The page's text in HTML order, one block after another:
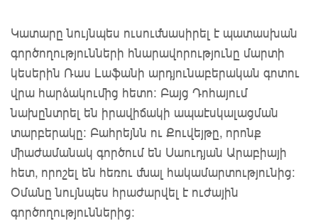
Կատարը նույնպես ուսումնասիրել է պատասխան
գործողությունների հնարավորությունը մարտի
կեսերին Ռաս Լաֆանի արդյունաբերական գոտու
վրա հարձակումից հետո: Բայց Դոհայում
նախընտրել են իրավիճակի ապաէսկալացման
տարբերակը։ Բահրեյնն ու Քուվեյթը, որոնք
միաժամանակ գործում են Սաուդյան Արաբիայի
հետ, որոշել են հեռու մնալ հակամարտությունից։
Օմանը նույնպես հրաժարվել է ուժային
գործողություններից։